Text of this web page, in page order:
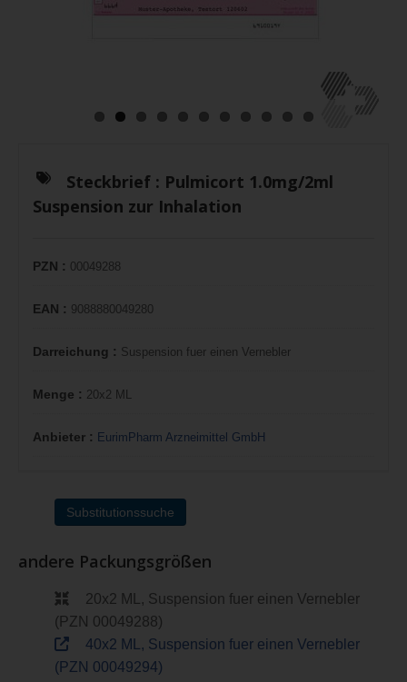
Steckbrief : Pulmicort 1.0mg/2ml
Suspension zur Inhalation
PZN : 00049288
EAN : 9088880049280
Darreichung : Suspension fuer einen Vernebler
Menge : 20x2 ML
Anbieter : EurimPharm Arzneimittel GmbH
Substitutionssuche
andere Packungsgrößen
20x2 ML, Suspension fuer einen Vernebler
(PZN 00049288)
40x2 ML, Suspension fuer einen Vernebler
(PZN 00049294)